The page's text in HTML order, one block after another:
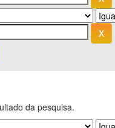
da pesquisa.